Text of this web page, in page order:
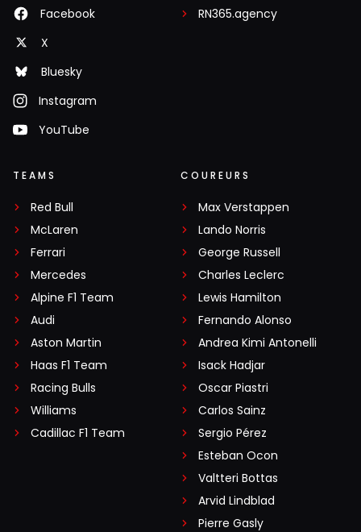
Facebook
X
Bluesky
Instagram
YouTube
RN365.agency
TEAMS
Red Bull
McLaren
Ferrari
Mercedes
Alpine F1 Team
Audi
Aston Martin
Haas F1 Team
Racing Bulls
Williams
Cadillac F1 Team
COUREURS
Max Verstappen
Lando Norris
George Russell
Charles Leclerc
Lewis Hamilton
Fernando Alonso
Andrea Kimi Antonelli
Isack Hadjar
Oscar Piastri
Carlos Sainz
Sergio Pérez
Esteban Ocon
Valtteri Bottas
Arvid Lindblad
Pierre Gasly